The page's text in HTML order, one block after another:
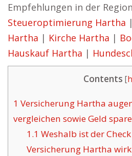
Empfehlungen in der
Steueroptimierung Hartha |
Hartha | Kirche Hartha |
Hauskauf Hartha |
Contents [
1 Versicherung Hartha
vergleichen sowie Geld
1.1 Weshalb ist der
Versicherung Hartha